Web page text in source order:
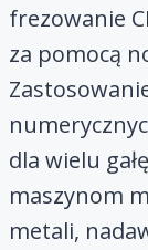
frezowanie
za pomocą
dla wielu
maszynom
metali,